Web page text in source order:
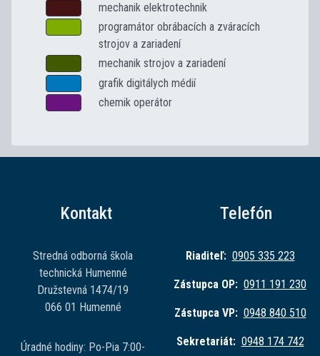
mechanik elektrotechnik
programátor obrábacích a zváracích
strojov a zariadení
mechanik strojov a zariadení
grafik digitálych médií
chemik operátor
Kontakt
Stredná odborná škola
technická Humenné
Družstevná 1474/19
066 01 Humenné
Úradné hodiny: Po-Pia 7:00-
Telefón
Riaditeľ: 0905 335 223
Zástupca OP: 0911 191 230
Zástupca VP: 0948 840 510
Sekretariát: 0948 174 742